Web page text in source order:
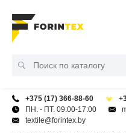
+375 (17) 366-88-60
ПН. - ПТ. 09:00-17:00
textile@forintex.by